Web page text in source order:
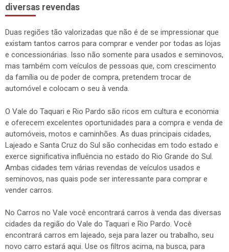
diversas revendas
Duas regiões tão valorizadas que não é de se impressionar que
existam tantos carros para comprar e vender por todas as lojas
e concessionárias. Isso não somente para usados e seminovos,
mas também com veículos de pessoas que, com crescimento
da família ou de poder de compra, pretendem trocar de
automóvel e colocam o seu à venda.
O Vale do Taquari e Rio Pardo são ricos em cultura e economia
e oferecem excelentes oportunidades para a compra e venda de
automóveis, motos e caminhões. As duas principais cidades,
Lajeado e Santa Cruz do Sul são conhecidas em todo estado e
exerce significativa influência no estado do Rio Grande do Sul.
Ambas cidades tem várias revendas de veículos usados e
seminovos, nas quais pode ser interessante para comprar e
vender carros.
No Carros no Vale você encontrará carros à venda das diversas
cidades da região do Vale do Taquari e Rio Pardo. Você
encontrará carros em lajeado, seja para lazer ou trabalho, seu
novo carro estará aqui. Use os filtros acima, na busca, para